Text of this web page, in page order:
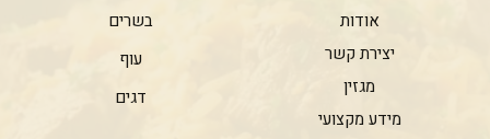
אודות
יצירת קשר
מגזין
מידע מקצועי
בשרים
עוף
דגים